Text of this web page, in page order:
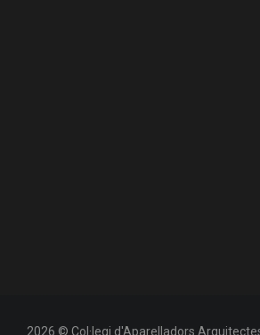
2026 © Col·legi d'Aparelladors